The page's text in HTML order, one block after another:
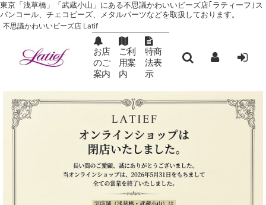
東京「浅草橋」「武蔵小山」にある不思議かわいいビーズ店｢ラティーフ｣ ス
パンコール、チェコビーズ、メタルパーツなどを取扱しております。
不思議かわいいビーズ店 Latif
お店
のご
案内
ご利
用案
内
特商
法表
示